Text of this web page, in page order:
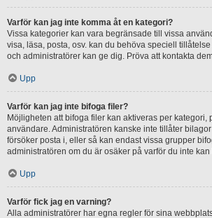
Varför kan jag inte komma åt en kategori?
Vissa kategorier kan vara begränsade till vissa
visa, läsa, posta, osv. kan du behöva speciell
och administratörer kan ge dig. Pröva att kontakta
Upp
Varför kan jag inte bifoga filer?
Möjligheten att bifoga filer kan aktiveras per kategori,
användare. Administratören kanske inte tillåter
försöker posta i, eller så kan endast vissa grupper
administratören om du är osäker på varför du inte kan
Upp
Varför fick jag en varning?
Alla administratörer har egna regler för sina